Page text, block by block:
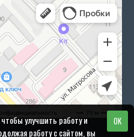
OK
улучшить работу и
работу с сайтом, вы